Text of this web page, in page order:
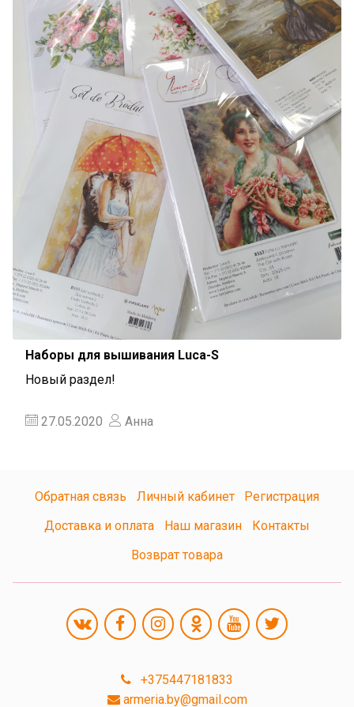
Наборы для вышивания Luca-S
Новый раздел!
27.05.2020 Анна
Обратная связь Личный кабинет
Регистрация
Доставка и оплата
Наш магазин
Контакты
Возврат товара
+375447181833
armeria.by@gmail.com